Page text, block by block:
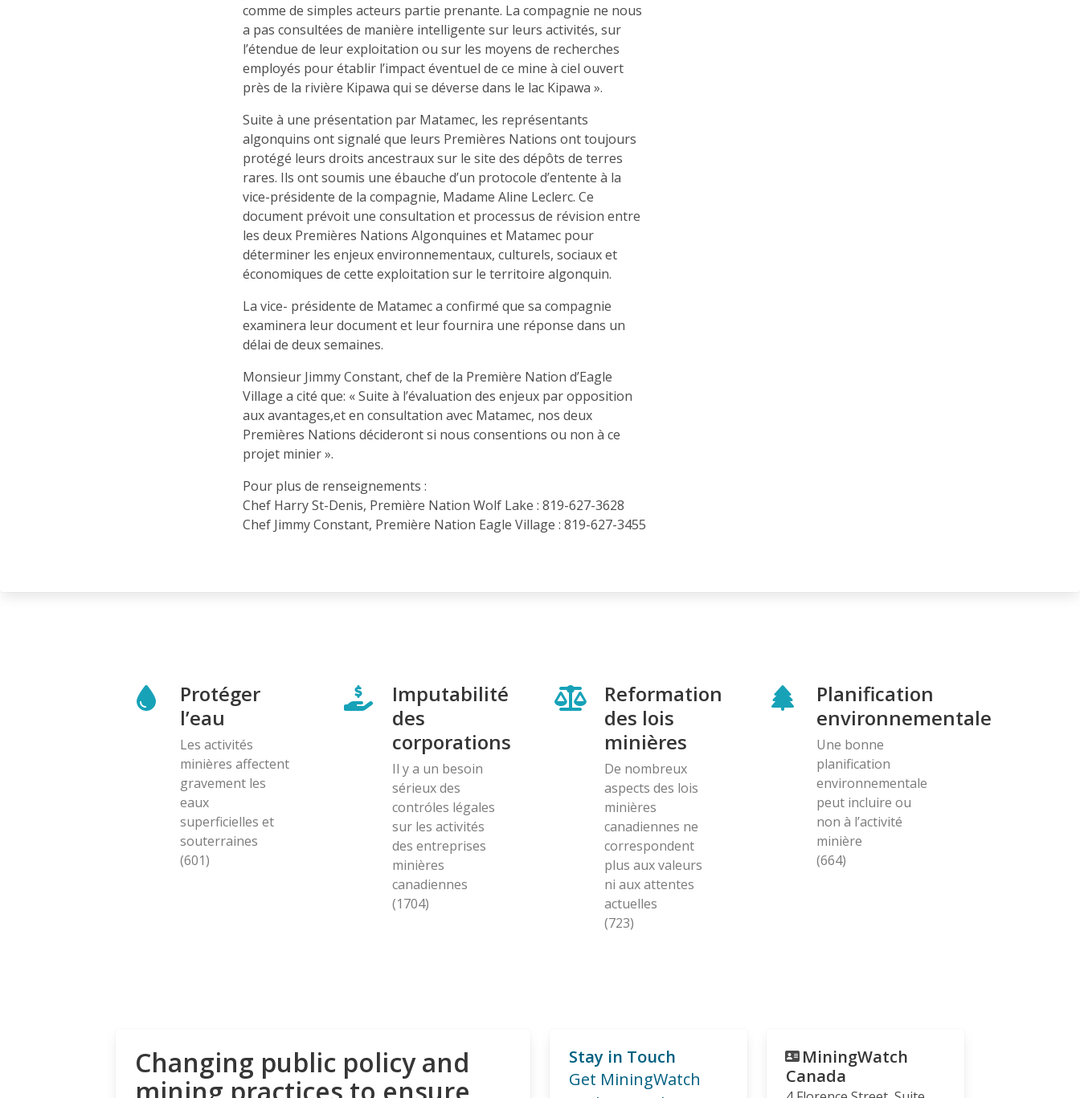
comme de simples acteurs partie prenante. La compagnie ne nous
a pas consultées de manière intelligente sur leurs activités, sur
l’étendue de leur exploitation ou sur les moyens de recherches
employés pour établir l’impact éventuel de ce mine à ciel ouvert
près de la rivière Kipawa qui se déverse dans le lac Kipawa ».
Suite à une présentation par Matamec, les représentants
algonquins ont signalé que leurs Premières Nations ont toujours
protégé leurs droits ancestraux sur le site des dépôts de terres
rares. Ils ont soumis une ébauche d’un protocole d’entente à la
vice-présidente de la compagnie, Madame Aline Leclerc. Ce
document prévoit une consultation et processus de révision entre
les deux Premières Nations Algonquines et Matamec pour
déterminer les enjeux environnementaux, culturels, sociaux et
économiques de cette exploitation sur le territoire algonquin.
La vice- présidente de Matamec a confirmé que sa compagnie
examinera leur document et leur fournira une réponse dans un
délai de deux semaines.
Monsieur Jimmy Constant, chef de la Première Nation d’Eagle
Village a cité que: « Suite à l’évaluation des enjeux par opposition
aux avantages,et en consultation avec Matamec, nos deux
Premières Nations décideront si nous consentions ou non à ce
projet minier ».
Pour plus de renseignements :
Chef Harry St-Denis, Première Nation Wolf Lake : 819-627-3628
Chef Jimmy Constant, Première Nation Eagle Village : 819-627-3455
Protéger
l’eau
Les activités
minières affectent
gravement les
eaux
superficielles et
souterraines
(601)
Imputabilité
des
corporations
Il y a un besoin
sérieux des
contróles légales
sur les activités
des entreprises
minières
canadiennes
(1704)
Reformation
des lois
minières
De nombreux
aspects des lois
minières
canadiennes ne
correspondent
plus aux valeurs
ni aux attentes
actuelles
(723)
Planification
environnementale
Une bonne
planification
environnementale
peut incluire ou
non à l’activité
minière
(664)
Changing public policy and
mining practices to ensure
Stay in Touch
Get MiningWatch
MiningWatch
Canada